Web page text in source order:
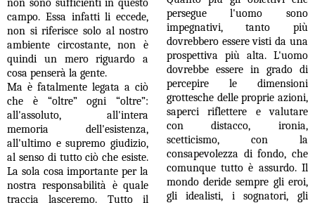
non sono sufficienti in questo
campo. Essa infatti li eccede,
non si riferisce solo al nostro
ambiente circostante, non è
quindi un mero riguardo a
cosa penserà la gente.
Ma è fatalmente legata a ciò
che è “oltre” ogni “oltre”:
all'assoluto, all'intera
memoria dell'esistenza,
all'ultimo e supremo giudizio,
al senso di tutto ciò che esiste.
La sola cosa importante per la
nostra responsabilità è quale
traccia lasceremo. Tutto il
persegue l'uomo sono
impegnativi, tanto più
dovrebbero essere visti da una
prospettiva più alta. L'uomo
dovrebbe essere in grado di
percepire le dimensioni
grottesche delle proprie azioni,
saperci riflettere e valutare
con distacco, ironia,
scetticismo, con la
consapevolezza di fondo, che
comunque tutto è assurdo. Il
mondo deride sempre gli eroi,
gli idealisti, i sognatori, gli